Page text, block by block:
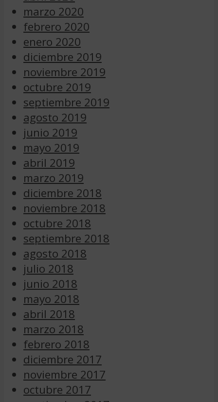
marzo 2020
febrero 2020
enero 2020
diciembre 2019
noviembre 2019
octubre 2019
septiembre 2019
agosto 2019
junio 2019
mayo 2019
abril 2019
marzo 2019
diciembre 2018
noviembre 2018
octubre 2018
septiembre 2018
agosto 2018
julio 2018
junio 2018
mayo 2018
abril 2018
marzo 2018
febrero 2018
diciembre 2017
noviembre 2017
octubre 2017